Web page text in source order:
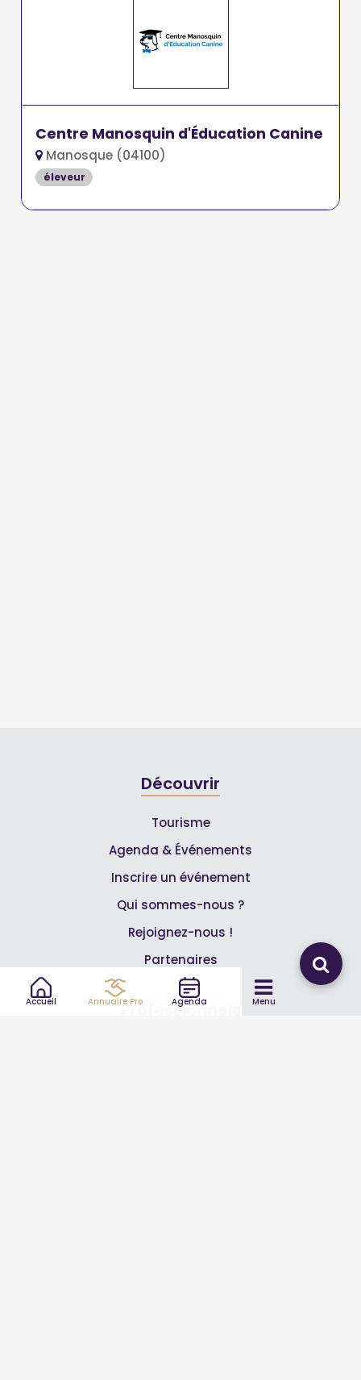
Accueil Annuaire Pro Agenda Menu
Centre Manosquin d'Éducation Canine
Manosque (04100)
éleveur
Découvrir
Tourisme
Agenda & Événements
Inscrire un événement
Qui sommes-nous ?
Rejoignez-nous !
Partenaires
Professionnels